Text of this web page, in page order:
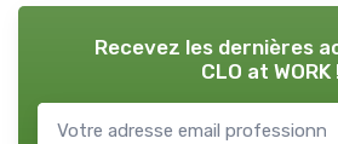
Recevez les dernières
CLO at WORK